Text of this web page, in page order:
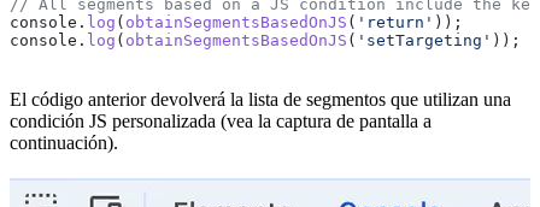
// All segments based on a JS condition include the
console . log ( obtainSegmentsBasedOnJS ( 'return' ));
console . log ( obtainSegmentsBasedOnJS ( 'setTargeting' ));
El código anterior devolverá la lista de segmentos que utilizan una
condición JS personalizada (vea la captura de pantalla a
continuación).